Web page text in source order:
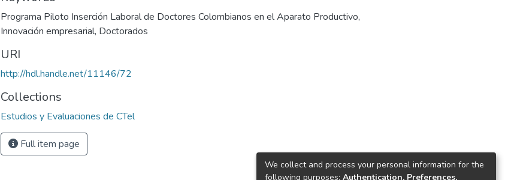
Programa Piloto Inserción Laboral de Doctores Colombianos en el Aparato Productivo,
Innovación empresarial, Doctorados
URI
http://hdl.handle.net/11146/72
Collections
Estudios y Evaluaciones de CTel
Full item page
We collect and process your personal information for the
following purposes: Authentication, Preferences,